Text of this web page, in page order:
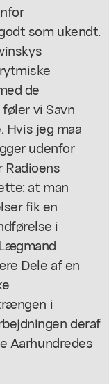
som ukendt.
de
vi Savn
Hvis jeg maa
udenfor
Radioens
at man
fik en
i
Dele af en
i
deraf
Aarhundredes